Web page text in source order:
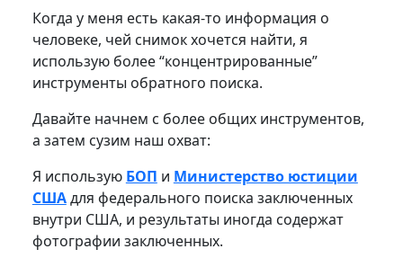
Когда у меня есть какая-то информация о
человеке, чей снимок хочется найти, я
использую более “концентрированные”
инструменты обратного поиска.
Давайте начнем с более общих инструментов,
а затем сузим наш охват:
Я использую БОП и Министерство юстиции
СШАдля федерального поиска заключенных
внутри США, и результаты иногда содержат
фотографии заключенных.